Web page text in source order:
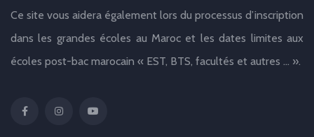
Ce site vous aidera également lors du processus d’inscription
dans les grandes écoles au Maroc et les dates limites aux
écoles post-bac marocain « EST, BTS, facultés et autres … ».